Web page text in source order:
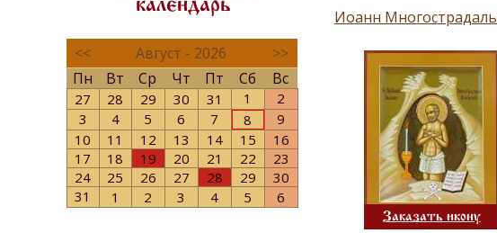
календарь
<< Август - 2026
>>
Пн
Вт Ср Чт Пт Сб Вс
27 28 29 30 31 1
2
3
4 5 6 7 8
9
10
11 12 13 14 15
16
17
18 19 20 21 22
23
24
25 26 27 28 29
30
31
1 2 3 4 5 6
Иоанн
Заказать икону